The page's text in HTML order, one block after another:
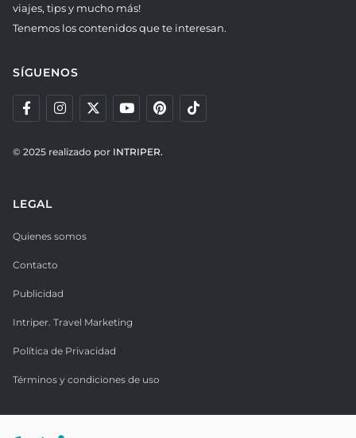
viajes, tips y mucho más!
Tenemos los contenidos que te interesan.
SÍGUENOS
© 2025 realizado por INTRIPER.
LEGAL
Quienes somos
Contacto
Publicidad
Intriper. Travel Marketing
Política de Privacidad
Términos y condiciones de uso